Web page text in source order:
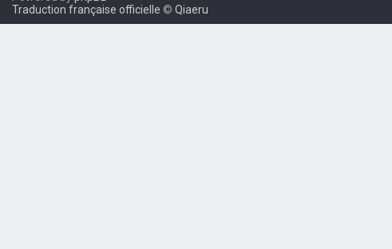
Traduction française officielle © Qiaeru